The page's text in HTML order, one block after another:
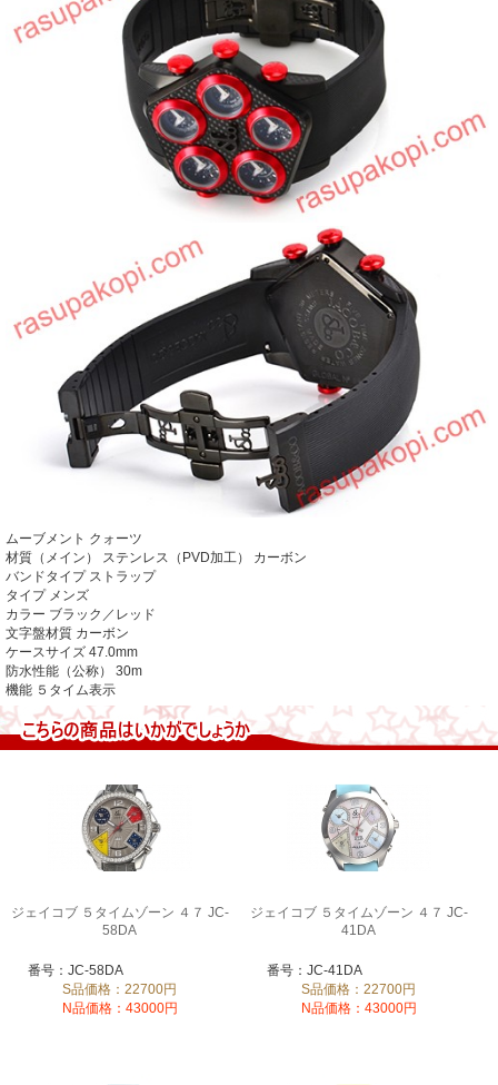
ムーブメント クォーツ
材質（メイン）
ステンレス（PVD加工） カーボン
バンドタイプ ストラップ
タイプ メンズ
カラー ブラック／レッド
文字盤材質 カーボン
ケースサイズ 47.0mm
防水性能（公称）
30m
機能 ５タイム表示
ジェイコブ ５タイムゾーン ４７ JC-
58DA
番号：JC-58DA
S品価格：22700円
N品価格：43000円
ジェイコブ ５タイムゾーン ４７ JC-
41DA
番号：JC-41DA
S品価格：22700円
N品価格：43000円